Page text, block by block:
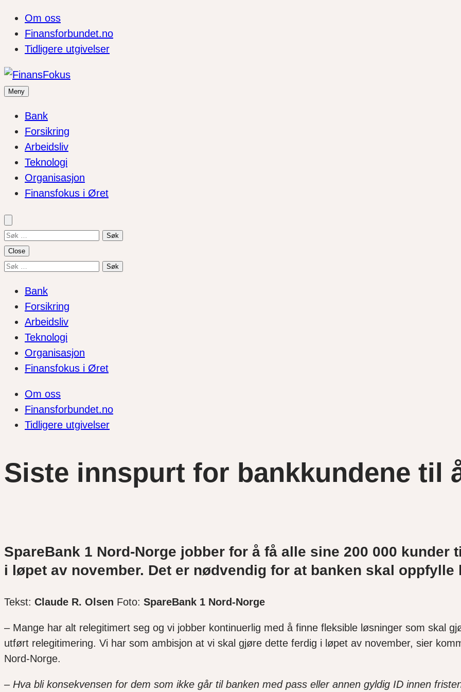
Om oss
Finansforbundet.no
Tidligere utgivelser
Meny
Bank
Forsikring
Arbeidsliv
Teknologi
Organisasjon
Finansfokus i Øret
Søk
etter:
Close
Søk
Bank
Forsikring
Arbeidsliv
Teknologi
Organisasjon
Finansfokus i Øret
Om oss
Finansforbundet.no
Tidligere utgivelser
Siste innspurt for bankkundene
SpareBank 1 Nord-Norge jobber for å få alle sine 200 000 kunder
i løpet av november. Det er nødvendig for at banken skal
Tekst: Claude R. Olsen Foto: SpareBank 1 Nord-Norge
– Mange har alt relegitimert seg og vi jobber kontinuerlig med å finne fleksible løsninger som skal
utført relegitimering. Vi har som ambisjon at vi skal gjøre dette ferdig i løpet av november, sier
Nord-Norge.
– Hva bli konsekvensen for dem som ikke går til banken med pass eller annen gyldig ID innen